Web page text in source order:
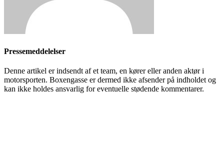
Pressemeddelelser
Denne artikel er indsendt af et team, en kører eller anden aktør i
motorsporten. Boxengasse er dermed ikke afsender på indholdet og
kan ikke holdes ansvarlig for eventuelle stødende kommentarer.